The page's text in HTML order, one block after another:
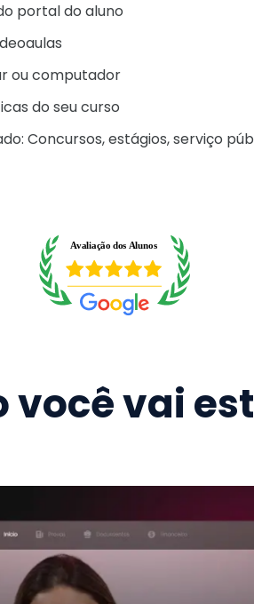
portal do aluno
ou computador
do seu curso
Concursos, estágios, serviço
você vai